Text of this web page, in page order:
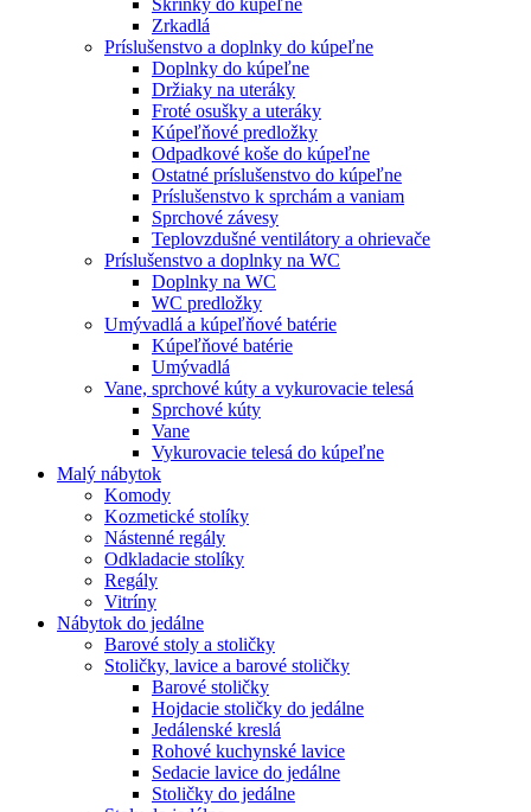
Zrkadlá
Príslušenstvo a doplnky do kúpeľne
Doplnky do kúpeľne
Držiaky na uteráky
Froté osušky a uteráky
Kúpeľňové predložky
Odpadkové koše do kúpeľne
Ostatné príslušenstvo do kúpeľne
Príslušenstvo k sprchám a vaniam
Sprchové závesy
Teplovzdušné ventilátory a ohrievače
Príslušenstvo a doplnky na WC
Doplnky na WC
WC predložky
Umývadlá a kúpeľňové batérie
Kúpeľňové batérie
Umývadlá
Vane, sprchové kúty a vykurovacie telesá
Sprchové kúty
Vane
Vykurovacie telesá do kúpeľne
Malý nábytok
Komody
Kozmetické stolíky
Nástenné regály
Odkladacie stolíky
Regály
Vitríny
Nábytok do jedálne
Barové stoly a stoličky
Stoličky, lavice a barové stoličky
Barové stoličky
Hojdacie stoličky do jedálne
Jedálenské kreslá
Rohové kuchynské lavice
Sedacie lavice do jedálne
Stoličky do jedálne